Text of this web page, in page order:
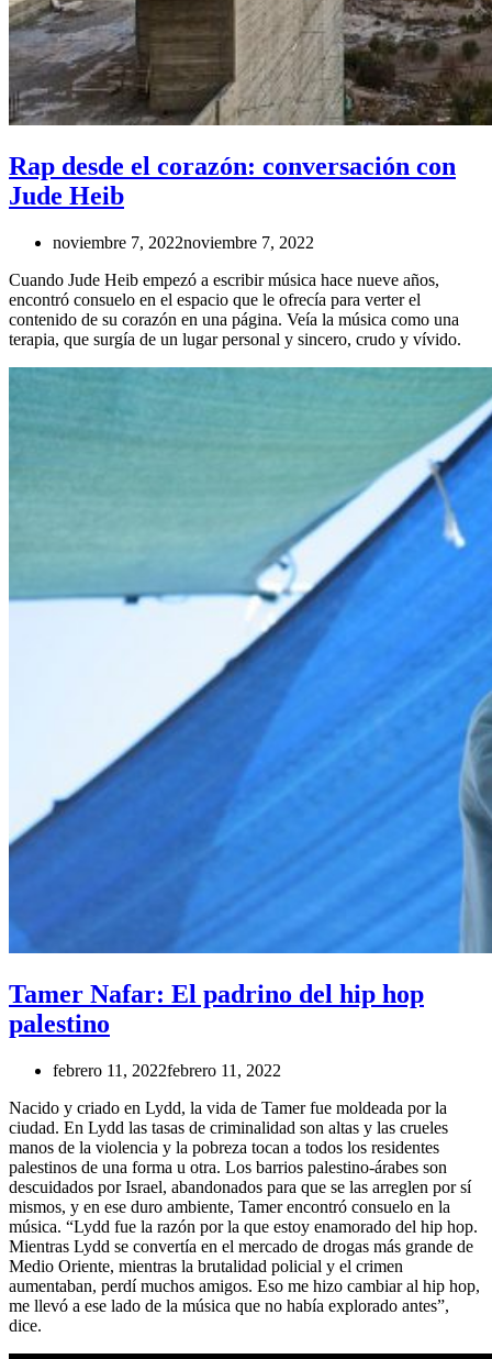
Rap desde el corazón: conversación con
Jude Heib
noviembre 7, 2022noviembre 7, 2022
Cuando Jude Heib empezó a escribir música hace nueve años,
encontró consuelo en el espacio que le ofrecía para verter el
contenido de su corazón en una página. Veía la música como una
terapia, que surgía de un lugar personal y sincero, crudo y vívido.
Tamer Nafar: El padrino del hip hop
palestino
febrero 11, 2022febrero 11, 2022
Nacido y criado en Lydd, la vida de Tamer fue moldeada por la
ciudad. En Lydd las tasas de criminalidad son altas y las crueles
manos de la violencia y la pobreza tocan a todos los residentes
palestinos de una forma u otra. Los barrios palestino-árabes son
descuidados por Israel, abandonados para que se las arreglen por sí
mismos, y en ese duro ambiente, Tamer encontró consuelo en la
música. “Lydd fue la razón por la que estoy enamorado del hip hop.
Mientras Lydd se convertía en el mercado de drogas más grande de
Medio Oriente, mientras la brutalidad policial y el crimen
aumentaban, perdí muchos amigos. Eso me hizo cambiar al hip hop,
me llevó a ese lado de la música que no había explorado antes”,
dice.